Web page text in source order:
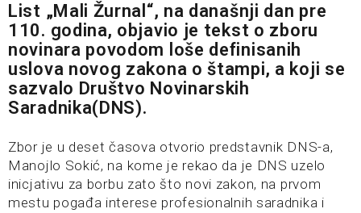
List „Mali Žurnal“, na današnji dan pre
110. godina, objavio je tekst o zboru
novinara povodom loše definisanih
uslova novog zakona o štampi, a koji se
sazvalo Društvo Novinarskih
Saradnika(DNS).
Zbor je u deset časova otvorio predstavnik DNS-a,
Manojlo Sokić, na kome je rekao da je DNS uzelo
inicjativu za borbu zato što novi zakon, na prvom
mestu pogađa interese profesionalnih saradnika i